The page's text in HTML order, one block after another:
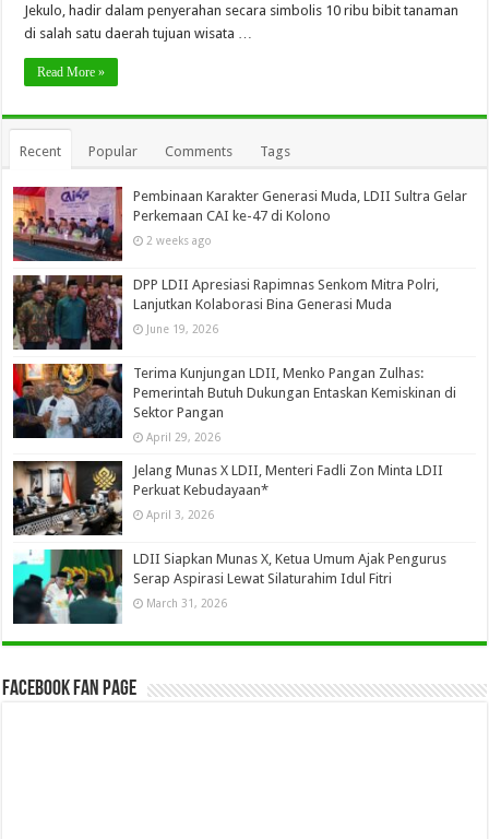
Jekulo, hadir dalam penyerahan secara simbolis 10 ribu bibit tanaman
di salah satu daerah tujuan wisata …
Read More »
Recent Popular Comments Tags
Pembinaan Karakter Generasi Muda, LDII Sultra Gelar
Perkemaan CAI ke-47 di Kolono
2 weeks ago
DPP LDII Apresiasi Rapimnas Senkom Mitra Polri,
Lanjutkan Kolaborasi Bina Generasi Muda
June 19, 2026
Terima Kunjungan LDII, Menko Pangan Zulhas:
Pemerintah Butuh Dukungan Entaskan Kemiskinan di
Sektor Pangan
April 29, 2026
Jelang Munas X LDII, Menteri Fadli Zon Minta LDII
Perkuat Kebudayaan*
April 3, 2026
LDII Siapkan Munas X, Ketua Umum Ajak Pengurus
Serap Aspirasi Lewat Silaturahim Idul Fitri
March 31, 2026
Facebook Fan Page